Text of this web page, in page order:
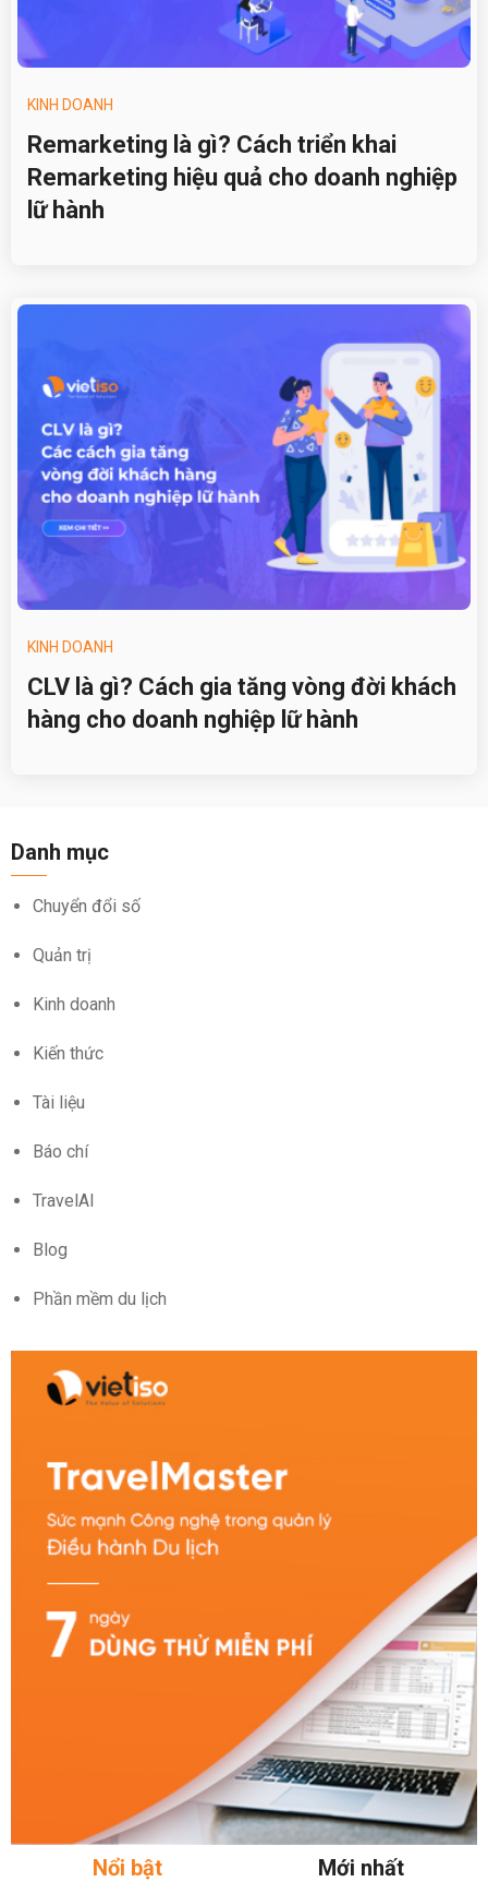
KINH DOANH
Remarketing là gì? Cách triển khai
Remarketing hiệu quả cho doanh nghiệp
lữ hành
KINH DOANH
CLV là gì? Cách gia tăng vòng đời khách
hàng cho doanh nghiệp lữ hành
Danh mục
Chuyển đổi số
Quản trị
Kinh doanh
Kiến thức
Tài liệu
Báo chí
TravelAI
Blog
Phần mềm du lịch
Nổi bật Mới nhất